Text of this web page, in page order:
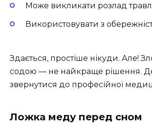
Може викликати розлад
Використовувати з
Здається, простіше нікуди. Але!
содою — не найкраще рішення.
звернутися до професійної
Ложка меду перед сном